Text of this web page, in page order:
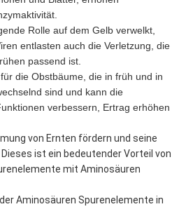
Rolle auf dem Gelb verwelkt,
entlasten auch die Verletzung, die
passend ist.
die Obstbäume, die in früh und in
sind und kann die
verbessern, Ertrag erhöhen
von Ernten fördern und seine
ist ein bedeutender Vorteil von
mit Aminosäuren
Aminosäuren Spurenelemente in